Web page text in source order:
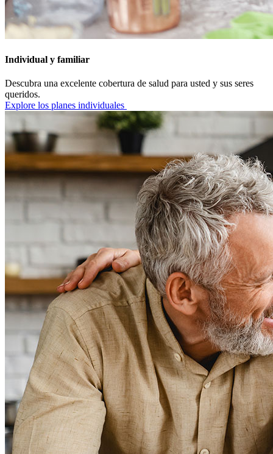
Individual y familiar
Descubra una excelente cobertura de salud para usted y sus seres
queridos.
Explore los planes individuales